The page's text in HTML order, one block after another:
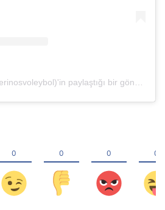
Merinos Voleybol (@merinosvoleybol)'in paylaştığı bir gönderi